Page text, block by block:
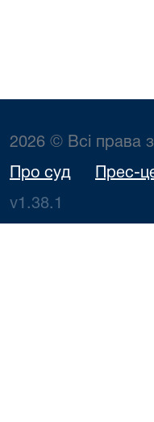
2026 © Всі права
Про суд Прес-
v1.38.1